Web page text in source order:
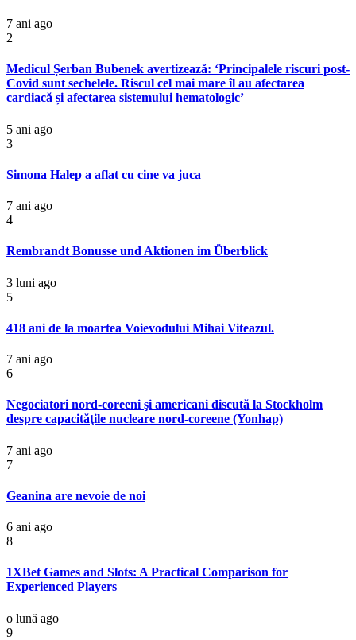
7 ani ago
2
Medicul Șerban Bubenek avertizează: ‘Principalele riscuri post-
Covid sunt sechelele. Riscul cel mai mare îl au afectarea
cardiacă și afectarea sistemului hematologic’
5 ani ago
3
Simona Halep a aflat cu cine va juca
7 ani ago
4
Rembrandt Bonusse und Aktionen im Überblick
3 luni ago
5
418 ani de la moartea Voievodului Mihai Viteazul.
7 ani ago
6
Negociatori nord-coreeni şi americani discută la Stockholm
despre capacităţile nucleare nord-coreene (Yonhap)
7 ani ago
7
Geanina are nevoie de noi
6 ani ago
8
1XBet Games and Slots: A Practical Comparison for
Experienced Players
o lună ago
9